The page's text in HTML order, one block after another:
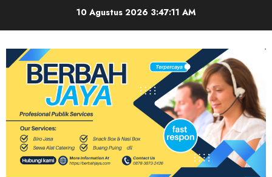
10 Agustus 2026 3:47:12 AM